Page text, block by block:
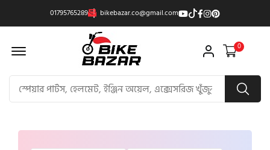
01795765289 bikebazar.co@gmail.com
Offcanvas Menu Open 0